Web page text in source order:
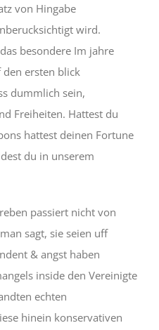
von Hingabe
wird.
besondere Im jahre
ersten blick
dummlich sein,
Freiheiten. Hattest du
hattest deinen Fortune
du in unserem
passiert nicht von
sagt, sie seien uff
& angst haben
inside den Vereinigte
echten
hinein konservativen